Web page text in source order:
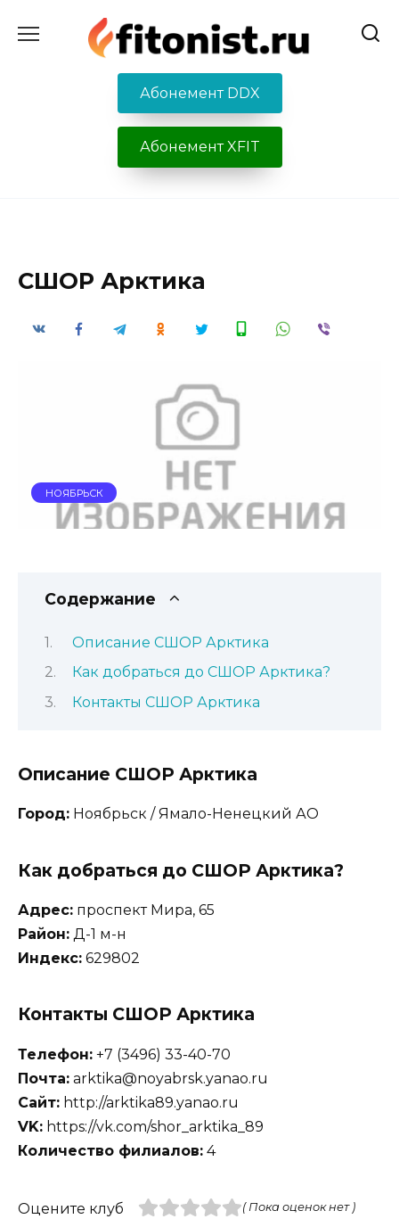
содержанию
Абонемент DDX
Абонемент XFIT
СШОР Арктика
НОЯБРЬСК
Содержание
Описание СШОР Арктика
Как добраться до СШОР Арктика?
Контакты СШОР Арктика
Описание СШОР Арктика
Город: Ноябрьск / Ямало-Ненецкий АО
Как добраться до СШОР Арктика?
Адрес: проспект Мира, 65
Район: Д-1 м-н
Индекс: 629802
Контакты СШОР Арктика
Телефон: +7 (3496) 33-40-70
Почта: arktika@noyabrsk.yanao.ru
Сайт: http://arktika89.yanao.ru
VK: https://vk.com/shor_arktika_89
Количество филиалов: 4
Оцените клуб ( Пока оценок нет )